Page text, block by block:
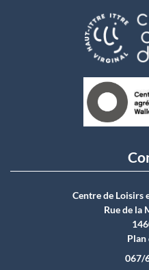
Centre de Loisirs
Rue de la
Plan
067/